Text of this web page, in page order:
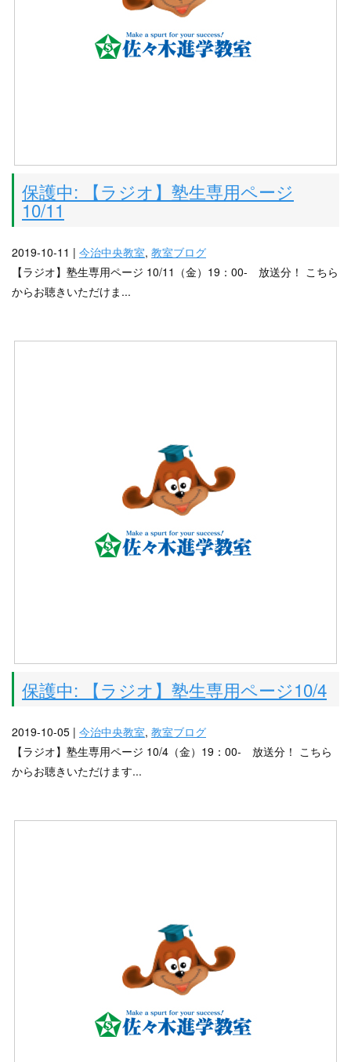
保護中: 【ラジオ】塾生専用ページ
10/11
2019-10-11 | 今治中央教室, 教室ブログ
【ラジオ】塾生専用ページ 10/11（金）19：00- 放送分！ こちら
からお聴きいただけま...
保護中: 【ラジオ】塾生専用ページ10/4
2019-10-05 | 今治中央教室, 教室ブログ
【ラジオ】塾生専用ページ 10/4（金）19：00- 放送分！ こちら
からお聴きいただけます...